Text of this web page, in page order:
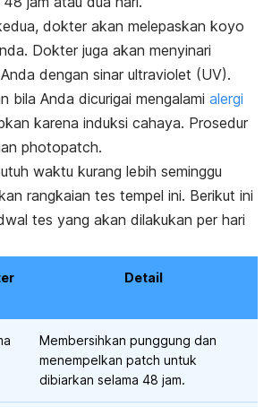
dokter akan melepaskan koyo
Dokter juga akan menyinari
dengan sinar ultraviolet (UV).
bila Anda dicurigai mengalami alergi
karena induksi cahaya. Prosedur
photopatch.
waktu kurang lebih seminggu
rangkaian tes tempel ini. Berikut ini
tes yang akan dilakukan per hari
Detail
Membersihkan punggung dan
menempelkan patch untuk
dibiarkan selama 48 jam.